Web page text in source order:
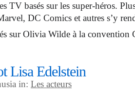
TV basés sur les super-héros.
DC Comics et autres s’y
sur Olivia Wilde à la convention
Lisa Edelstein
in: Les acteurs